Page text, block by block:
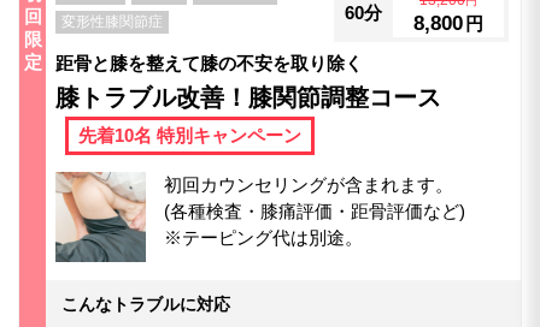
回
限
定
変形性膝関節症
60分 8,800 円
距骨と膝を整えて膝の不安を取り除く
膝トラブル改善！膝関節調整コース
先着10名 特別キャンペーン
初回カウンセリングが含まれます。
(各種検査・膝痛評価・距骨評価など)
※テーピング代は別途。
こんなトラブルに対応